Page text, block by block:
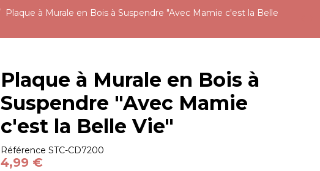
Plaque à Murale en Bois à Suspendre "Avec Mamie c'est la Belle
Plaque à Murale en Bois à
Suspendre "Avec Mamie
c'est la Belle Vie"
Référence STC-CD7200
4,99 €